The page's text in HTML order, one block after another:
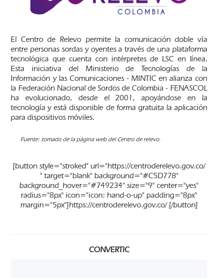
El Centro de Relevo permite la comunicación doble vía
entre personas sordas y oyentes a través de una plataforma
tecnológica que cuenta con intérpretes de LSC en línea.
Esta iniciativa del Ministerio de Tecnologías de la
Información y las Comunicaciones - MINTIC en alianza con
la Federación Nacional de Sordos de Colombia - FENASCOL
ha evolucionado, desde el 2001, apoyándose en la
tecnología y está disponible de forma gratuita la aplicación
para dispositivos móviles.
Fuente: tomado de la página web del Centro de relevo.
[button style="stroked" url="https://centroderelevo.gov.co/
" target="blank" background="#C5D778"
background_hover="#749234" size="9" center="yes"
radius="8px" icon="icon: hand-o-up" padding="8px"
margin="5px"]https://centroderelevo.gov.co/ [/button]
CONVERTIC